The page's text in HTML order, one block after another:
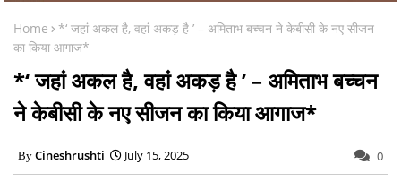
Home
*‘ जहां अकल है, वहां अकड़ है ’ – अमिताभ बच्चन ने केबीसी के नए सीजन
का किया आगाज*
*‘ जहां अकल है, वहां अकड़ है ’ – अमिताभ बच्चन
ने केबीसी के नए सीजन का किया आगाज*
Cineshrushti July 15, 2025 0